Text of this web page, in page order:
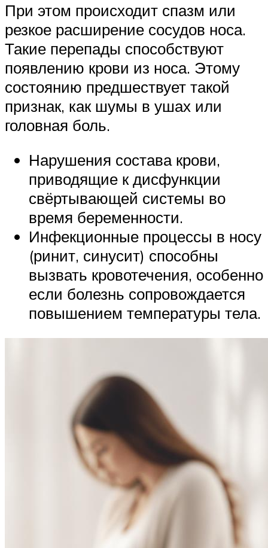
При этом происходит спазм или
резкое расширение сосудов носа.
Такие перепады способствуют
появлению крови из носа. Этому
состоянию предшествует такой
признак, как шумы в ушах или
головная боль.
Нарушения состава крови,
приводящие к дисфункции
свёртывающей системы во
время беременности.
Инфекционные процессы в носу
(ринит, синусит) способны
вызвать кровотечения, особенно
если болезнь сопровождается
повышением температуры тела.